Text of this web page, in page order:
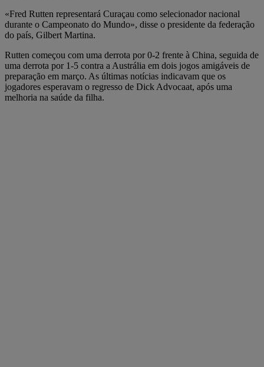
«Fred Rutten representará Curaçau como selecionador nacional
durante o Campeonato do Mundo», disse o presidente da federação
do país, Gilbert Martina.
Rutten começou com uma derrota por 0-2 frente à China, seguida de
uma derrota por 1-5 contra a Austrália em dois jogos amigáveis de
preparação em março. As últimas notícias indicavam que os
jogadores esperavam o regresso de Dick Advocaat, após uma
melhoria na saúde da filha.